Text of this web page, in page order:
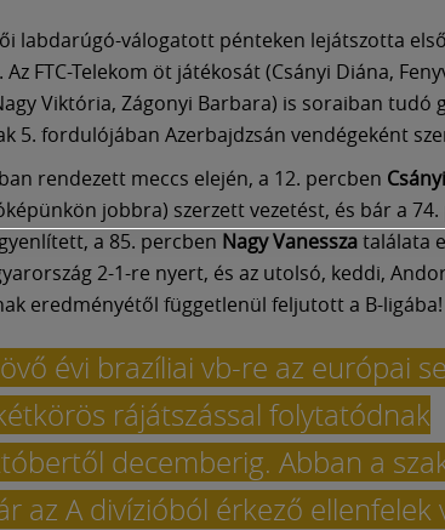
labdarúgó-válogatott pénteken lejátszotta
FTC-Telekom öt játékosát (Csányi Diána,
Viktória, Zágonyi Barbara) is soraiban tudó
5. fordulójában Azerbajdzsán vendégeként
rendezett meccs elején, a 12. percben Csányi
jobbra) szerzett vezetést, és bár a
a 85. percben Nagy Vanesszatalálata
2-1-re nyert, és az utolsó, keddi,
eredményétől függetlenül feljutott a B-ligába!
évi brazíliai vb-re az európai
rájátszással folytatódnak
decemberig. Abban a
az A divízióból érkező ellenfelek